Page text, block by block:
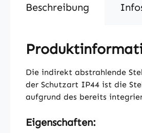
Beschreibung
Die indirekt abstrahlende
der Schutzart IP44 ist die
aufgrund des bereits
Eigenschaften: